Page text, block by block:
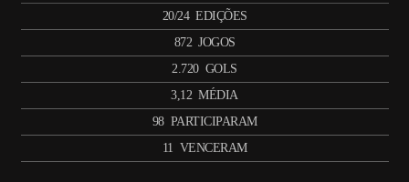
20/24EDIÇÕES
872JOGOS
2.720GOLS
3,12MÉDIA
98PARTICIPARAM
11 VENCERAM